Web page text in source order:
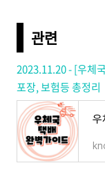
관련
2023.11.20 - [우체
포장, 보험등 총정리